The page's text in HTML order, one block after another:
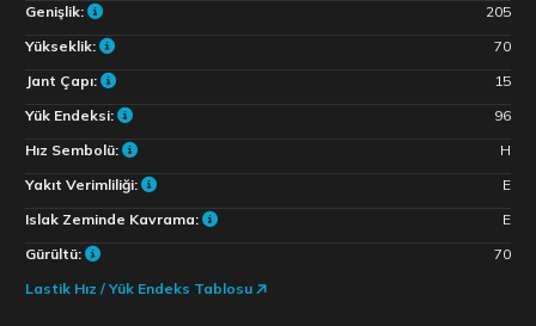
Genişlik:
205
Yükseklik:
70
Jant Çapı:
15
Yük Endeksi:
96
Hız Sembolü:
H
Yakıt Verimliliği:
E
Islak Zeminde Kavrama:
E
Gürültü:
70
Lastik Hız / Yük Endeks Tablosu